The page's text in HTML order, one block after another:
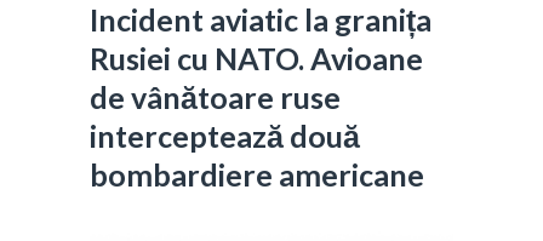
Incident aviatic la granița
Rusiei cu NATO. Avioane
de vânătoare ruse
interceptează două
bombardiere americane